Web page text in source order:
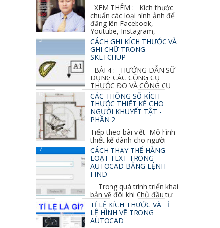
XEM THÊM : Kích thước
chuẩn các loại hình ảnh để
đăng lên Facebook,
Youtube, Instagram,
Linkedin, Pinterest...CÁCH GHI KÍCH THƯỚC VÀ
GHI CHỮ TRONG
SKETCHUP
BÀI 4 : HƯỚNG DẪN SỮ
DỤNG CÁC CÔNG CỤ
THƯỚC ĐO VÀ CÔNG CỤ
GHI CHỮ 2D, 3D TRONG SKETCHUP Ở bài
học trước ta đã...
CÁC THÔNG SỐ KÍCH
THƯỚC THIẾT KẾ CHO
NGƯỜI KHUYẾT TẬT -
PHẦN 2
Tiếp theo bài viết Mô hình
thiết kế dành cho người
khuyết tật ở phần 1 chúng ta cùng tìm hiểu
thêm các vấn đề và...
CÁCH THAY THẾ HÀNG
LOẠT TEXT TRONG
AUTOCAD BẰNG LỆNH
FIND
Trong quá trình triển khai
bản vẽ đôi khi Chủ đầu tư
thay đổi thiết kế hoặc do bản vẽ mình ghi chú
sai mục nào đó...
TỈ LỆ KÍCH THƯỚC VÀ TỈ
LỆ HÌNH VẼ TRONG
AUTOCAD